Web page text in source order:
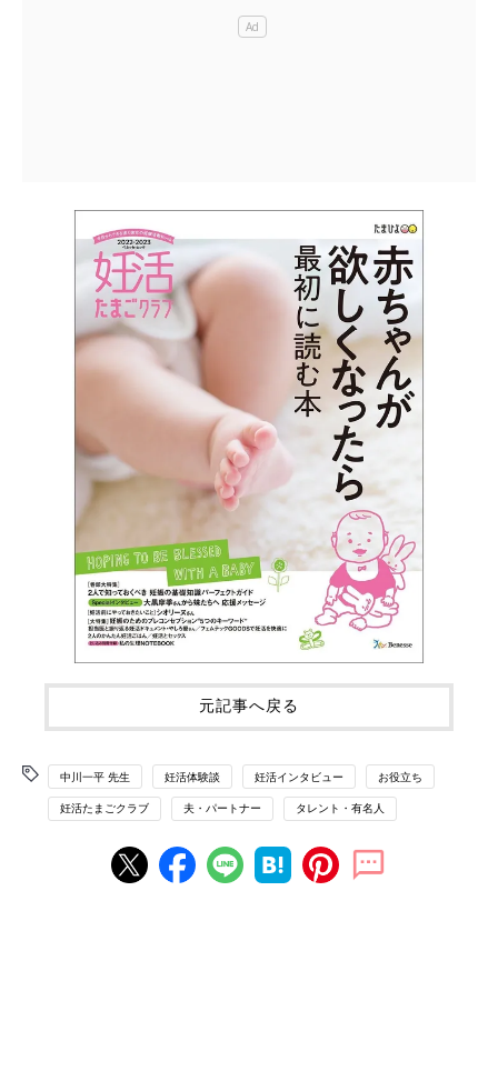
元記事へ戻る
中川一平 先生 妊活体験談 妊活インタビュー お役立ち
妊活たまごクラブ 夫・パートナー タレント・有名人